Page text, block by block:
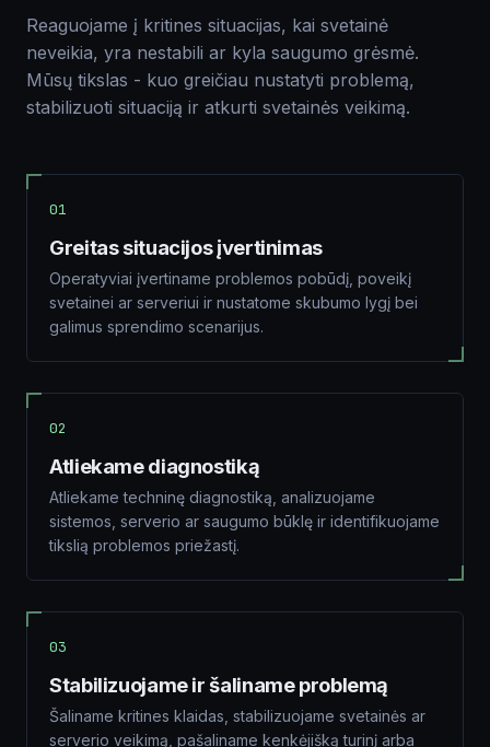
Komentarai apie projektą
Siųsti
Reaguojame į kritines situacijas, kai svetainė
neveikia, yra nestabili ar kyla saugumo grėsmė.
Mūsų tikslas - kuo greičiau nustatyti problemą,
stabilizuoti situaciją ir atkurti svetainės veikimą.
01
Greitas situacijos įvertinimas
Operatyviai įvertiname problemos pobūdį, poveikį
svetainei ar serveriui ir nustatome skubumo lygį bei
galimus sprendimo scenarijus.
02
Atliekame diagnostiką
Atliekame techninę diagnostiką, analizuojame
sistemos, serverio ar saugumo būklę ir identifikuojame
tikslią problemos priežastį.
03
Stabilizuojame ir šaliname problemą
Šaliname kritines klaidas, stabilizuojame svetainės ar
serverio veikimą, pašaliname kenkėjišką turinį arba